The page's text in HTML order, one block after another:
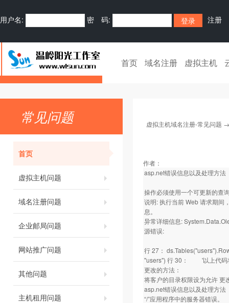
用户名: 密 码: 注册
首页 域名注册 虚拟主机
常见问题
首页
虚拟主机问题
域名注册问题
企业邮局问题
网站推广问题
其他问题
主机租用问题
虚拟主机域名注册-常见问题
作者：
asp.net错误信息以及处理方法
操作必须使用一个可更新的查
说明: 执行当前 Web 请求期间
息。
异常详细信息:
源错误:
行 27：
"users") 行 30： '以上代码
更改的方法：
将客户的目录权限设为允许 更
asp.net错误信息以及处理方法
“/”应用程序中的服务器错误。